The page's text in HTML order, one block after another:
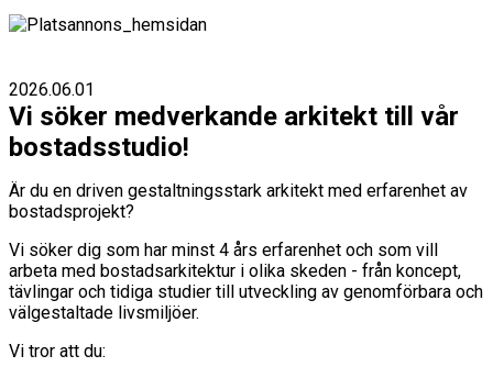
2026.06.01
Vi söker medverkande arkitekt till vår
bostadsstudio!
Är du en driven gestaltningsstark arkitekt med erfarenhet av
bostadsprojekt?
Vi söker dig som har minst 4 års erfarenhet och som vill
arbeta med bostadsarkitektur i olika skeden - från koncept,
tävlingar och tidiga studier till utveckling av genomförbara och
välgestaltade livsmiljöer.
Vi tror att du: